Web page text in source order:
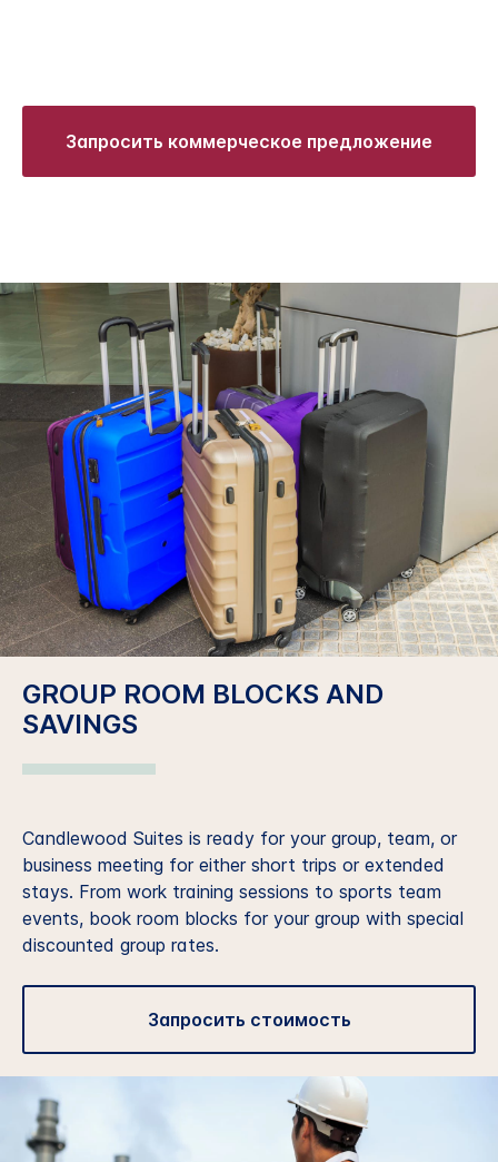
Запросить коммерческое предложение
GROUP ROOM BLOCKS AND
SAVINGS
Candlewood Suites is ready for your group, team, or
business meeting for either short trips or extended
stays. From work training sessions to sports team
events, book room blocks for your group with special
discounted group rates.
Запросить стоимость